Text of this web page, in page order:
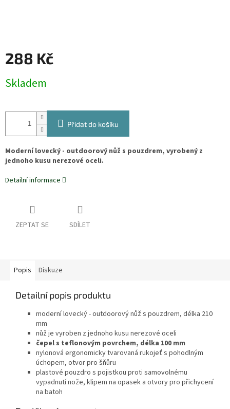
288 Kč
cena:
Skladem
Přidat do košíku
Moderní lovecký - outdoorový nůž s pouzdrem, vyrobený z
jednoho kusu nerezové oceli.
Detailní informace
ZEPTAT SE SDÍLET
Popis Diskuze
Detailní popis produktu
moderní lovecký - outdoorový nůž s pouzdrem, délka 210
mm
nůž je vyroben z jednoho kusu nerezové oceli
čepel s teflonovým povrchem, délka 100 mm
nylonová ergonomicky tvarovaná rukojeť s pohodlným
úchopem, otvor pro šňůru
plastové pouzdro s pojistkou proti samovolnému
vypadnutí nože, klipem na opasek a otvory pro přichycení
na batoh